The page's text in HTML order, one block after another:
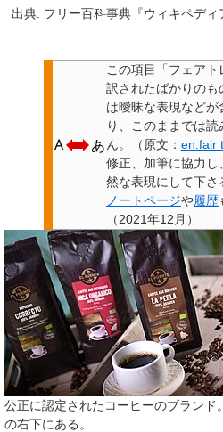
出典: フリー百科事典『ウィキペデ
この項目「フェアト
訳されたばかりの
は曖昧な表現など
り、このままでは
ん。（原文： en:fair
修正、加筆に協力し
然な表現にして下さ
ノートページや履歴
（2021年12月 ）
公正に認定されたコーヒーのブラン
の右下にある。